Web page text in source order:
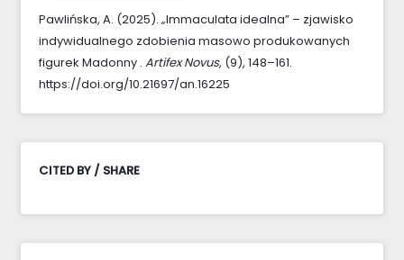
Pawlińska, A. (2025). „Immaculata idealna” – zjawisko
indywidualnego zdobienia masowo produkowanych
figurek Madonny . Artifex Novus, (9), 148–161.
https://doi.org/10.21697/an.16225
CITED BY / SHARE